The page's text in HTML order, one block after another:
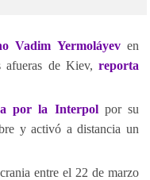
Vadim Yermoláyeven
de Kiev, reporta
por la Interpolpor su
y activó a distancia un
entre el 22 de marzo